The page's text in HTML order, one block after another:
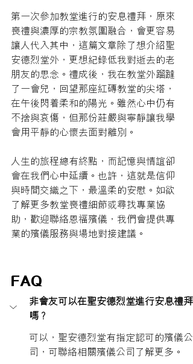
第一次參加教堂進行的安息禮拜，原來
喪禮與濃厚的宗教氛圍融合，會更容易
讓人代入其中，這篇文章除了想介紹聖
安德烈堂外，更想紀錄低我對逝去的老
朋友的思念。 禮成後，我在教堂外蹓躂
了一會兒，回望那座紅磚教堂的尖塔，
在午後閃着柔和的陽光。雖然心中仍有
不捨與哀傷，但那份莊嚴與寧靜讓我學
會用平靜的心懷去面對離別。
人生的旅程總有終點，而記憶與情誼卻
會在我們心中延續。也許，這就是信仰
與時間交織之下，最溫柔的安慰。如欲
了解更多教堂喪禮細節或尋找專業協
助 ，歡迎聯絡恩福殯儀， 我們會提供專
業的殯儀服務與場地對接建議。
FAQ
非會友可以在聖安德烈堂進行安息禮拜
嗎？
可以，聖安德烈堂有指定認可的殯儀公
司，可聯絡相關殯儀公司了解更多。